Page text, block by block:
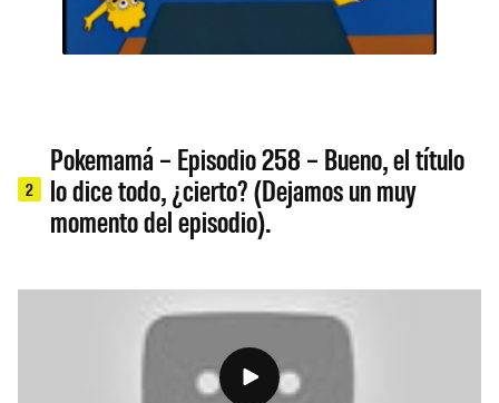
2
Pokemamá – Episodio 258 – Bueno, el título
lo dice todo, ¿cierto? (Dejamos un muy
momento del episodio).